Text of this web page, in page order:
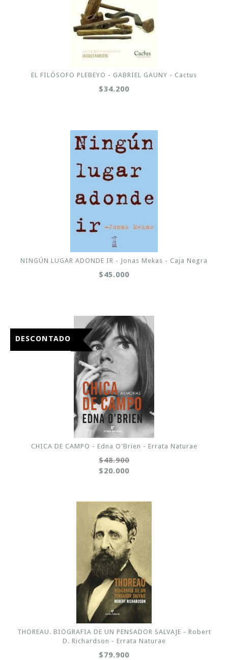
EL FILÓSOFO PLEBEYO - GABRIEL GAUNY - Cactus
$34.200
NINGÚN LUGAR ADONDE IR - Jonas Mekas - Caja Negra
$45.000
DESCONTADO
CHICA DE CAMPO - Edna O'Brien - Errata Naturae
$48.900
$20.000
THOREAU. BIOGRAFIA DE UN PENSADOR SALVAJE - Robert
D. Richardson - Errata Naturae
$79.900